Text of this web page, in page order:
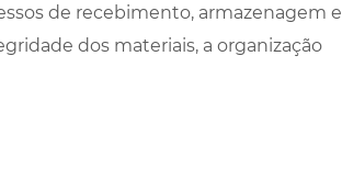
de recebimento, armazenagem e
dos materiais, a organização